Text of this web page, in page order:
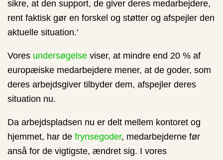
sikre, at den support, de giver deres medarbejdere,
rent faktisk gør en forskel og støtter og afspejler den
aktuelle situation.'
Vores undersøgelse viser, at mindre end 20 % af
europæiske medarbejdere mener, at de goder, som
deres arbejdsgiver tilbyder dem, afspejler deres
situation nu.
Da arbejdspladsen nu er delt mellem kontoret og
hjemmet, har de frynsegoder, medarbejderne før
anså for de vigtigste, ændret sig. I vores